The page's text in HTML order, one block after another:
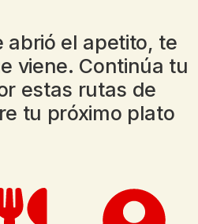
abrió el apetito, te
viene. Continúa tu
estas rutas de
tu próximo plato